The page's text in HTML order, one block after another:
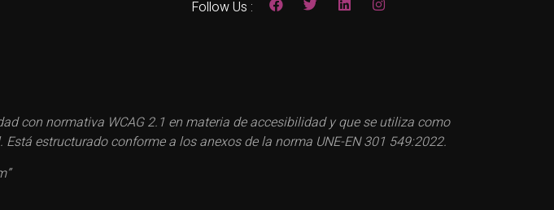
Follow Us :
con normativa WCAG 2.1 en materia de accesibilidad y que se utiliza como
estructurado conforme a los anexos de la norma UNE-EN 301 549:2022.